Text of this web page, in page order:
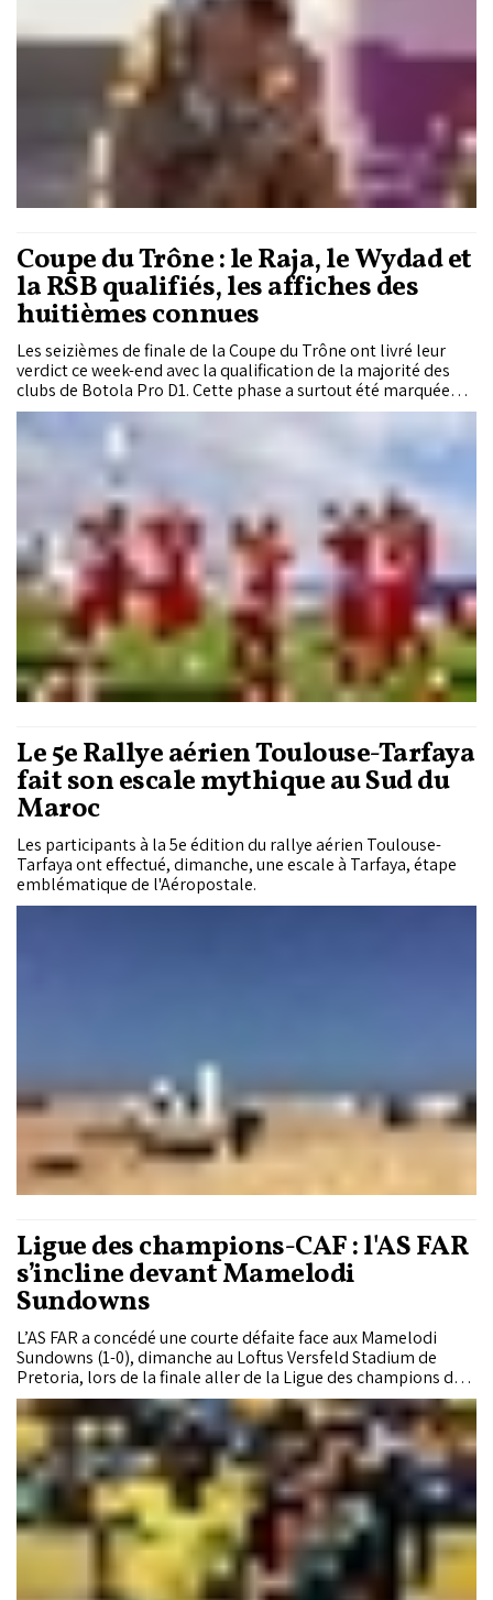
Coupe du Trône : le Raja, le Wydad et
la RSB qualifiés, les affiches des
huitièmes connues
Les seizièmes de finale de la Coupe du Trône ont livré leur
verdict ce week-end avec la qualification de la majorité des
clubs de Botola Pro D1. Cette phase a surtout été marquée
par l’élimination surprise du Maghreb de Fès, leader du
championnat, battu par l’Union Yaacoub El Mansour. Ainsi, les
affiches des huitièmes de finale sont désormais connues, à
l’exception de la rencontre entre l’AS FAR et le Stade
Marocain, reportée en raison de l’engagement des Militaires
en finale de la Ligue des champions africaine.
Le 5e Rallye aérien Toulouse-Tarfaya
fait son escale mythique au Sud du
Maroc
Les participants à la 5e édition du rallye aérien Toulouse-
Tarfaya ont effectué, dimanche, une escale à Tarfaya, étape
emblématique de l'Aéropostale.
Ligue des champions-CAF : l'AS FAR
s’incline devant Mamelodi
Sundowns
L’AS FAR a concédé une courte défaite face aux Mamelodi
Sundowns (1-0), dimanche au Loftus Versfeld Stadium de
Pretoria, lors de la finale aller de la Ligue des champions de
la CAF. Malgré ce revers, les Militaires restent pleinement en
course avant la manche retour prévue dimanche prochain au
Complexe sportif Prince Moulay Abdellah de Rabat.